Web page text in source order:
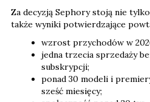
Za decyzją Sephory stoją nie
także wyniki potwierdzające
wzrost przychodów w
jedna trzecia sprzedaży
subskrypcji;
ponad 30 modeli i
sześć miesięcy;